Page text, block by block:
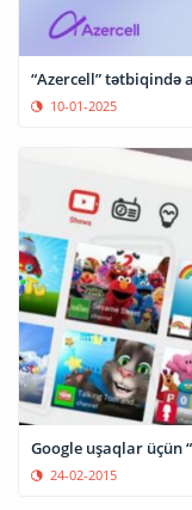
“Azercell” tətbiqində
10-01-2025
Google uşaqlar üçün
24-02-2015